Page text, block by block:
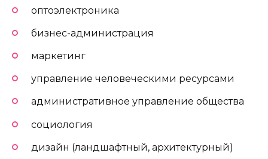
оптоэлектроника
бизнес-администрация
маркетинг
управление человеческими ресурсами
административное управление общества
социология
дизайн (ландшафтный, архитектурный)